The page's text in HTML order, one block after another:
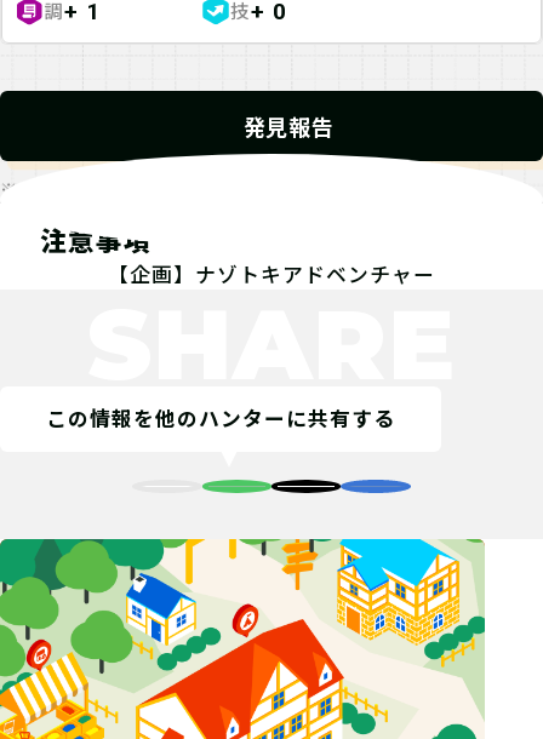
調+ 1 技+ 0
発見報告
※発見報告にGPSを使用するクエストが一部存在します。
注意事項
【企画】ナゾトキアドベンチャー
この情報を他のハンターに共有する